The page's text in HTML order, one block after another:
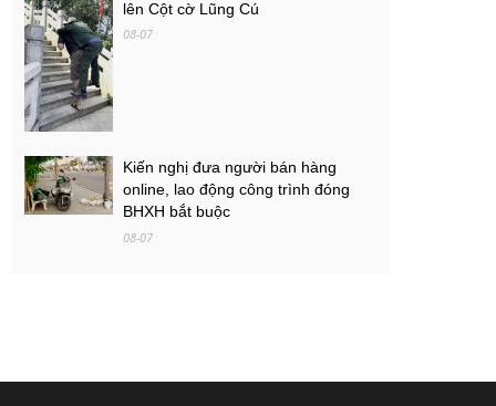
lên Cột cờ Lũng Cú
08-07
Kiến nghị đưa người bán hàng
online, lao động công trình đóng
BHXH bắt buộc
08-07
PGS.TS Hà Đình Đức qua đời